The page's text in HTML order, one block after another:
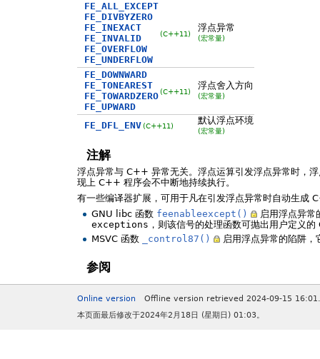
FE_ALL_EXCEPT
FE_DIVBYZERO
FE_INEXACT
FE_INVALID
FE_OVERFLOW
FE_UNDERFLOW
(C++11)
浮点异常
(宏常量)
FE_DOWNWARD
FE_TONEAREST
FE_TOWARDZERO
FE_UPWARD
(C++11)
浮点舍入方向
(宏常量)
FE_DFL_ENV (C++11) 默认浮点环境
(宏常量)
注解
浮点异常与 C++ 异常无关。浮点运算引发浮点异常时，
现上 C++ 程序会不中断地持续执行。
有一些编译器扩展，可用于凡在引发浮点异常时自动生成
GNU libc 函数 feenableexcept()
启用浮点异
exceptions ，则该信号的处理函数可抛出用户定义
MSVC 函数
_control87() 启用浮点异常的陷阱
参阅
Online version
Offline version retrieved 2024-09-15 16:01.
本页面最后修改于2024年2月18日 (星期日) 01:03。